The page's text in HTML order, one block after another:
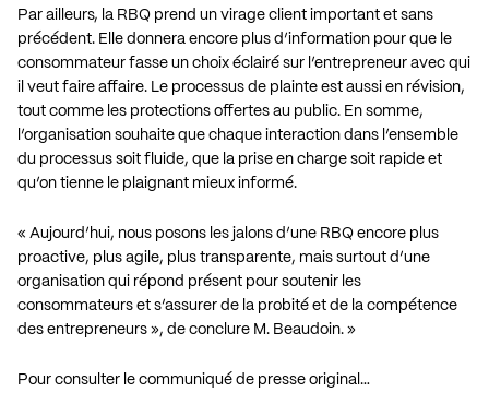
Par ailleurs, la RBQ prend un virage client important et sans
précédent. Elle donnera encore plus d’information pour que le
consommateur fasse un choix éclairé sur l’entrepreneur avec qui
il veut faire affaire. Le processus de plainte est aussi en révision,
tout comme les protections offertes au public. En somme,
l’organisation souhaite que chaque interaction dans l’ensemble
du processus soit fluide, que la prise en charge soit rapide et
qu’on tienne le plaignant mieux informé.
« Aujourd’hui, nous posons les jalons d’une RBQ encore plus
proactive, plus agile, plus transparente, mais surtout d’une
organisation qui répond présent pour soutenir les
consommateurs et s’assurer de la probité et de la compétence
des entrepreneurs », de conclure M. Beaudoin. »
Pour consulter le communiqué de presse original…